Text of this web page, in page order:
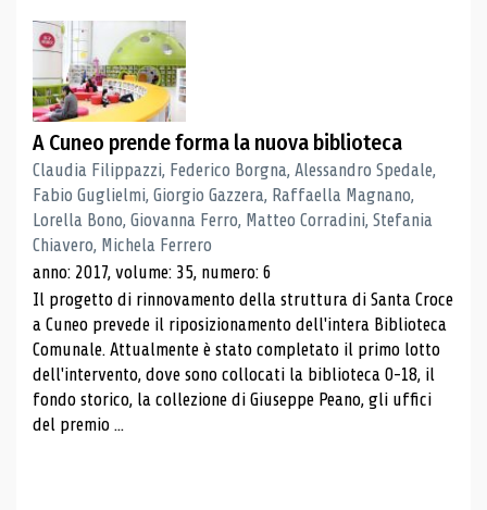
A Cuneo prende forma la nuova biblioteca
Claudia Filippazzi, Federico Borgna, Alessandro Spedale,
Fabio Guglielmi, Giorgio Gazzera, Raffaella Magnano,
Lorella Bono, Giovanna Ferro, Matteo Corradini, Stefania
Chiavero, Michela Ferrero
anno: 2017, volume: 35, numero: 6
Il progetto di rinnovamento della struttura di Santa Croce
a Cuneo prevede il riposizionamento dell'intera Biblioteca
Comunale. Attualmente è stato completato il primo lotto
dell'intervento, dove sono collocati la biblioteca 0-18, il
fondo storico, la collezione di Giuseppe Peano, gli uffici
del premio ...